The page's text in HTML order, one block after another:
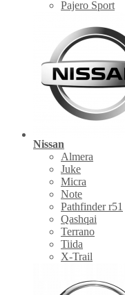
Pajero Sport
Nissan
Almera
Juke
Micra
Note
Pathfinder r51
Qashqai
Terrano
Tiida
X-Trail